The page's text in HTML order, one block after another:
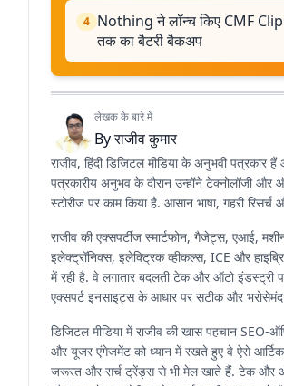
4 Nothing ने लॉन्च किए CMF
तक का बैटरी बैकअप
लेखक के बारे में
Byराजीव कुमार
राजीव, हिंदी डिजिटल मीडिया के अनुभवी
पत्रकारीय अनुभव के दौरान उन्होंने टेक्नोलॉजी और
स्टोरीज पर काम किया है. आसान भाषा, गहरी
राजीव की एक्सपर्टीज स्मार्टफोन, गैजेट्स, एआई,
इलेक्ट्रॉनिक्स, इलेक्ट्रिक व्हीकल्स, ICE और
में रही है. वे लगातार बदलती टेक और ऑटो
एक्सपर्ट इनसाइट्स के आधार पर सटीक और
डिजिटल मीडिया में राजीव की खास पहचान
और यूजर एंगेजमेंट को ध्यान में रखते हुए वे ऐसे
जरूरत और सर्च ट्रेंड्स से भी मेल खाते हैं. टेक और